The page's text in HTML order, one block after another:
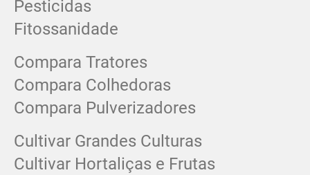
Pesticidas
Fitossanidade
Compara Tratores
Compara Colhedoras
Compara Pulverizadores
Cultivar Grandes Culturas
Cultivar Hortaliças e Frutas